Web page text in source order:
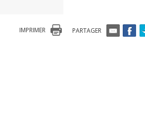
PARTAGER
IMPRIMER